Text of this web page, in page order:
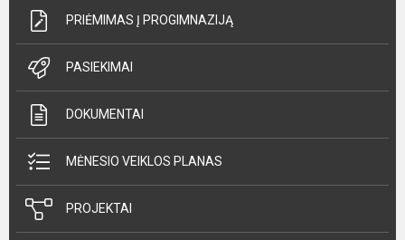
PRIĖMIMAS Į PROGIMNAZIJĄ
PASIEKIMAI
DOKUMENTAI
MĖNESIO VEIKLOS PLANAS
PROJEKTAI